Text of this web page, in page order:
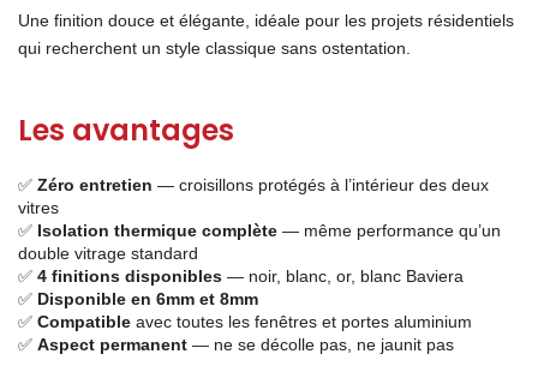
Une finition douce et élégante, idéale pour les projets résidentiels
qui recherchent un style classique sans ostentation.
Les avantages
✅ Zéro entretien — croisillons protégés à l’intérieur des deux
vitres
✅ Isolation thermique complète — même performance qu’un
double vitrage standard
✅ 4 finitions disponibles — noir, blanc, or, blanc Baviera
✅ Disponible en 6mm et 8mm
✅ Compatible avec toutes les fenêtres et portes aluminium
✅ Aspect permanent — ne se décolle pas, ne jaunit pas